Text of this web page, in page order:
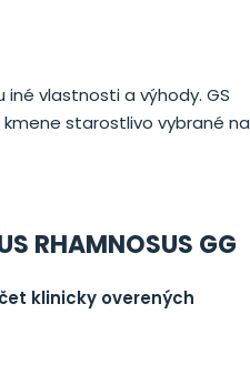
vlastnosti a výhody. GS
starostlivo vybrané na
RHAMNOSUS GG
klinicky overených